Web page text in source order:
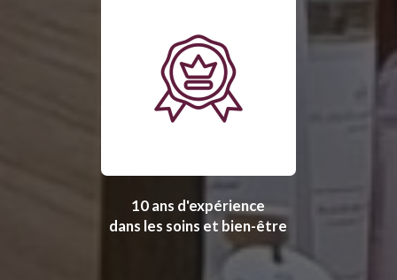
10 ans d'expérience
dans les soins et bien-être